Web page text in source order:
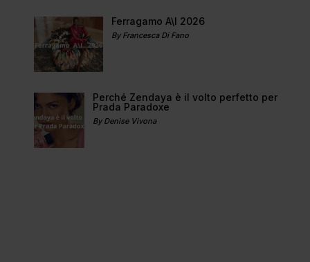
Ferragamo A\I 2026
By Francesca Di Fano
Perché Zendaya è il volto perfetto per
Prada Paradoxe
By Denise Vivona